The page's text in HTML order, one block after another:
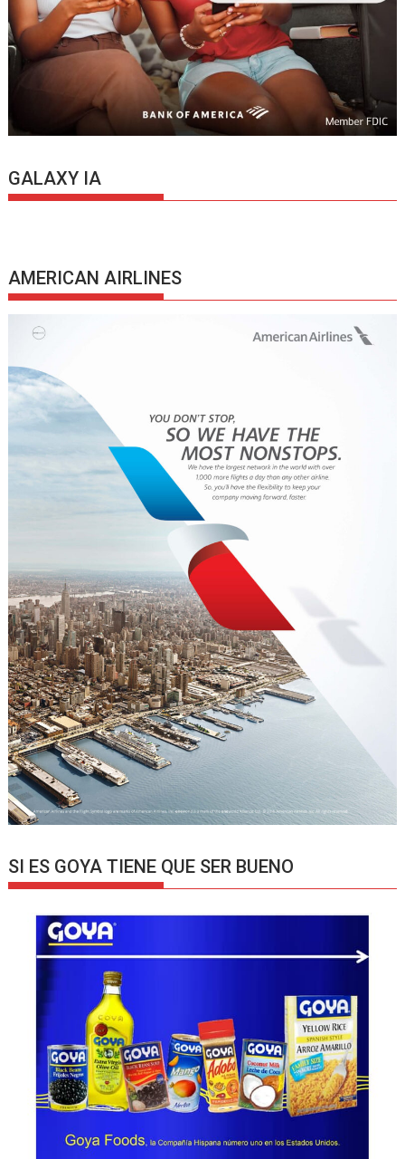
GALAXY IA
AMERICAN AIRLINES
SI ES GOYA TIENE QUE SER BUENO